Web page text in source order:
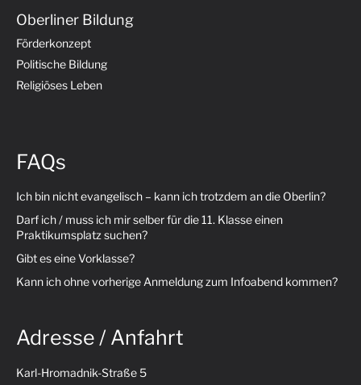
Oberliner Bildung
Förderkonzept
Politische Bildung
Religiöses Leben
FAQs
Ich bin nicht evangelisch – kann ich trotzdem an die Oberlin?
Darf ich / muss ich mir selber für die 11. Klasse einen
Praktikumsplatz suchen?
Gibt es eine Vorklasse?
Kann ich ohne vorherige Anmeldung zum Infoabend kommen?
Adresse / Anfahrt
Karl-Hromadnik-Straße 5